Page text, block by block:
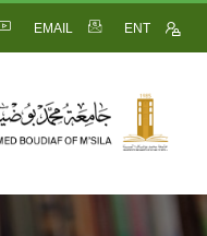
ENT
EMAIL